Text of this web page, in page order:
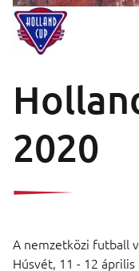
2020
A nemzetközi futball
Húsvét, 11 - 12 április